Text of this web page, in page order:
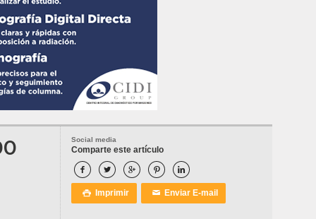
Social media
Comparte este artículo
    
 Imprimir ✉ Enviar E-mail